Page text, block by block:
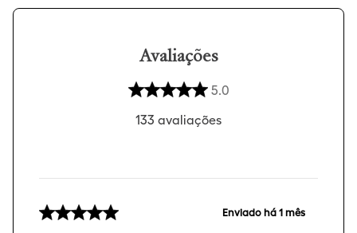
Avaliações
5.0
133 avaliações
Enviado há 1 mês